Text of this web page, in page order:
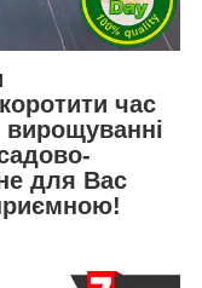
час
для Вас